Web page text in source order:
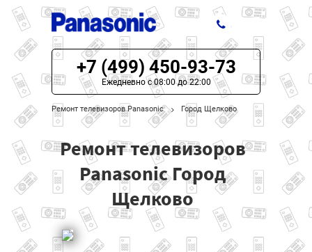
ЦЕНЫ НА РЕМОНТ
О СЕРВИСЕ
МОДЕЛИ PANASONIC
НАШИ КОНТАКТЫ
+7 (499) 450-93-73
Ежедневно с 08:00 до 22:00
Ремонт телевизоров Panasonic Город Щелково
Ремонт телевизоров
Panasonic Город
Щелково